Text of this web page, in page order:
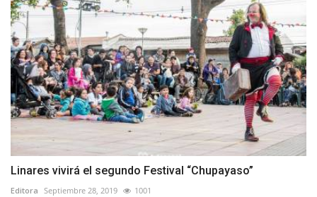
Linares vivirá el segundo Festival “Chupayaso”
Editora Septiembre 28, 2019 1001